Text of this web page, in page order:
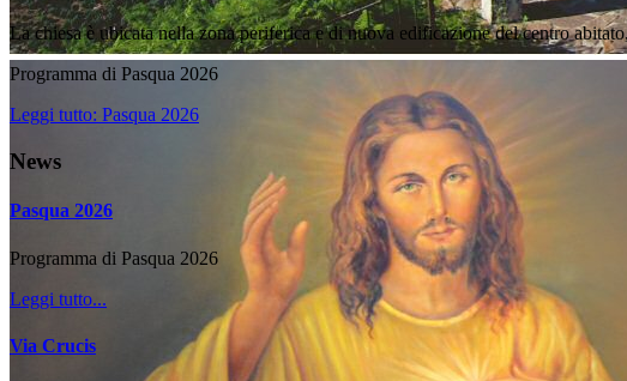
La chiesa è ubicata nella zona periferica e di nuova edificazione del centro
Programma di Pasqua 2026
Leggi tutto: Pasqua 2026
News
Pasqua 2026
Programma di Pasqua 2026
Leggi tutto...
Via Crucis